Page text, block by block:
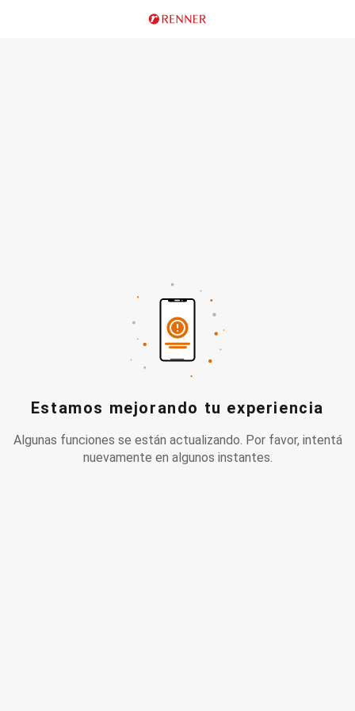
Estamos mejorando tu experiencia
Algunas funciones se están actualizando. Por favor, intentá
nuevamente en algunos instantes.